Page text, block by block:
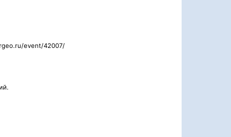
event/42007/